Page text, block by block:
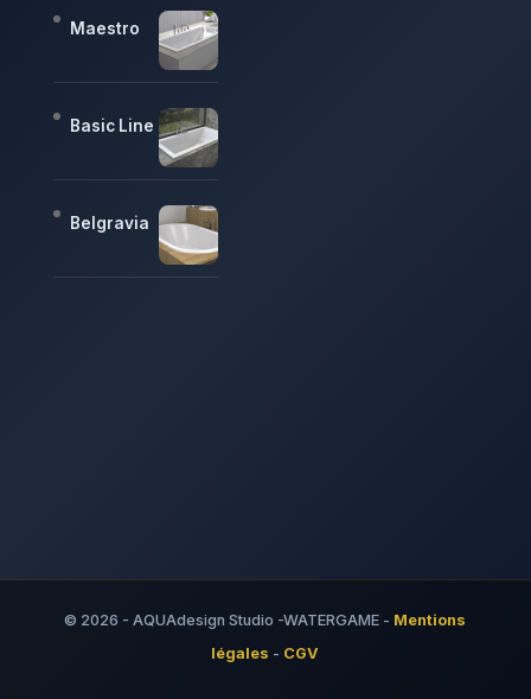
Maestro
Basic Line
Belgravia
© 2026 - AQUAdesign Studio -WATERGAME - Mentions
légales - CGV